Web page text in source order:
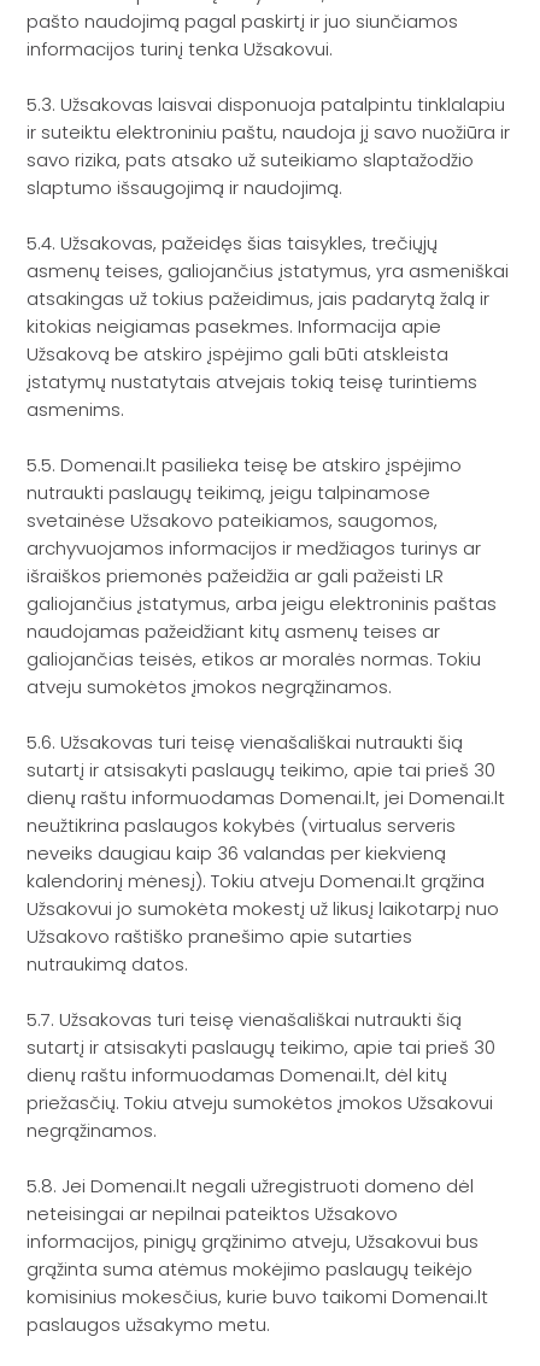
pašto naudojimą pagal paskirtį ir juo siunčiamos
informacijos turinį tenka Užsakovui.
5.3. Užsakovas laisvai disponuoja patalpintu tinklalapiu
ir suteiktu elektroniniu paštu, naudoja jį savo nuožiūra ir
savo rizika, pats atsako už suteikiamo slaptažodžio
slaptumo išsaugojimą ir naudojimą.
5.4. Užsakovas, pažeidęs šias taisykles, trečiųjų
asmenų teises, galiojančius įstatymus, yra asmeniškai
atsakingas už tokius pažeidimus, jais padarytą žalą ir
kitokias neigiamas pasekmes. Informacija apie
Užsakovą be atskiro įspėjimo gali būti atskleista
įstatymų nustatytais atvejais tokią teisę turintiems
asmenims.
5.5. Domenai.lt pasilieka teisę be atskiro įspėjimo
nutraukti paslaugų teikimą, jeigu talpinamose
svetainėse Užsakovo pateikiamos, saugomos,
archyvuojamos informacijos ir medžiagos turinys ar
išraiškos priemonės pažeidžia ar gali pažeisti LR
galiojančius įstatymus, arba jeigu elektroninis paštas
naudojamas pažeidžiant kitų asmenų teises ar
galiojančias teisės, etikos ar moralės normas. Tokiu
atveju sumokėtos įmokos negrąžinamos.
5.6. Užsakovas turi teisę vienašališkai nutraukti šią
sutartį ir atsisakyti paslaugų teikimo, apie tai prieš 30
dienų raštu informuodamas Domenai.lt, jei Domenai.lt
neužtikrina paslaugos kokybės (virtualus serveris
neveiks daugiau kaip 36 valandas per kiekvieną
kalendorinį mėnesį). Tokiu atveju Domenai.lt grąžina
Užsakovui jo sumokėta mokestį už likusį laikotarpį nuo
Užsakovo raštiško pranešimo apie sutarties
nutraukimą datos.
5.7. Užsakovas turi teisę vienašališkai nutraukti šią
sutartį ir atsisakyti paslaugų teikimo, apie tai prieš 30
dienų raštu informuodamas Domenai.lt, dėl kitų
priežasčių. Tokiu atveju sumokėtos įmokos Užsakovui
negrąžinamos.
5.8. Jei Domenai.lt negali užregistruoti domeno dėl
neteisingai ar nepilnai pateiktos Užsakovo
informacijos, pinigų grąžinimo atveju, Užsakovui bus
grąžinta suma atėmus mokėjimo paslaugų teikėjo
komisinius mokesčius, kurie buvo taikomi Domenai.lt
paslaugos užsakymo metu.